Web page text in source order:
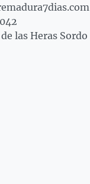
las Heras Sordo